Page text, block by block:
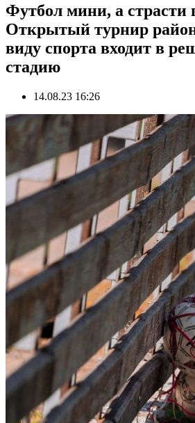
Футбол мини, а страсти
Открытый турнир
виду спорта входит в
стадию
14.08.23 16:26